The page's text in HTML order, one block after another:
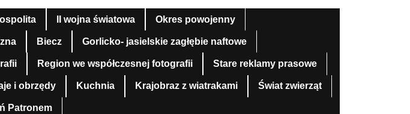
II wojna światowa Okres powojenny
Biecz Gorlicko- jasielskie zagłębie naftowe
Region we współczesnej fotografii Stare reklamy prasowe
i obrzędy Kuchnia Krajobraz z wiatrakami Świat zwierząt
Patronem